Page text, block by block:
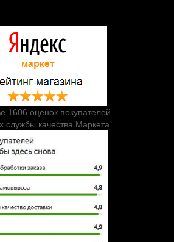
1606 оценок покупателей
службы качества Маркета